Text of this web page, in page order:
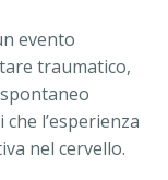
evento
traumatico,
l’esperienza
nel cervello.